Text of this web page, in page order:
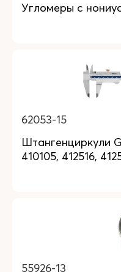
Угломеры с
62053-15
Штангенциркули
410105, 412516,
55926-13